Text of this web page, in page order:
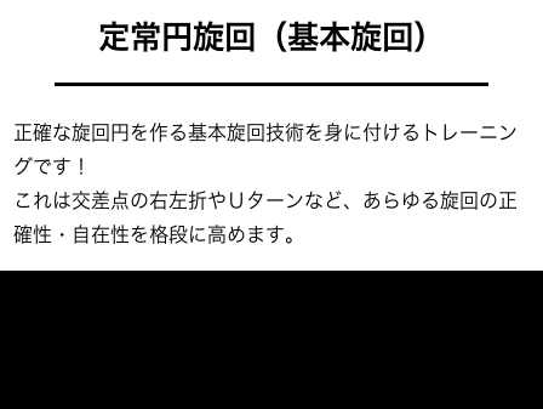
定常円旋回（基本旋回）
正確な旋回円を作る基本旋回技術を身に付けるトレーニン
グです！
これは交差点の右左折やＵターンなど、あらゆる旋回の正
確性・自在性を格段に高めます。